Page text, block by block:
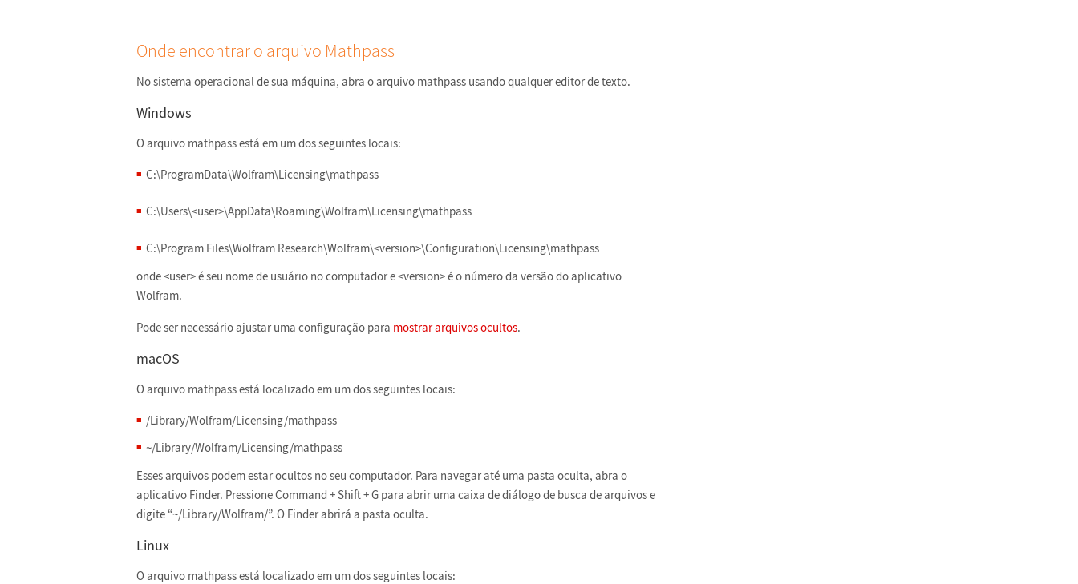
Onde encontrar o arquivo Mathpass
No sistema operacional de sua máquina, abra o arquivo mathpass usando qualquer editor de texto.
Windows
O arquivo mathpass está em um dos seguintes locais:
C:\ProgramData\Wolfram\Licensing\mathpass
C:\Users\<user>\AppData\Roaming\Wolfram\Licensing\mathpass
C:\Program Files\Wolfram Research\Wolfram\<version>\Configuration\Licensing\mathpass
onde <user> é seu nome de usuário no computador e <version> é o número da versão do aplicativo
Wolfram.
Pode ser necessário ajustar uma configuração para mostrar arquivos ocultos.
macOS
O arquivo mathpass está localizado em um dos seguintes locais:
/Library/Wolfram/Licensing/mathpass
~/Library/Wolfram/Licensing/mathpass
Esses arquivos podem estar ocultos no seu computador. Para navegar até uma pasta oculta, abra o
aplicativo Finder. Pressione Command + Shift + G para abrir uma caixa de diálogo de busca de arquivos e
digite “~/Library/Wolfram/”. O Finder abrirá a pasta oculta.
Linux
O arquivo mathpass está localizado em um dos seguintes locais: